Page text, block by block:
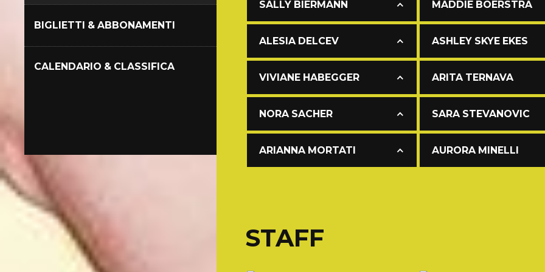
BIGLIETTI & ABBONAMENTI
CALENDARIO & CLASSIFICA
SALLY BIERMANN MADDIE BOERSTRA
ALESIA DELCEV ASHLEY SKYE EKES
VIVIANE HABEGGER ARITA TERNAVA
NORA SACHER SARA STEVANOVIC
ARIANNA MORTATI AURORA MINELLI
STAFF